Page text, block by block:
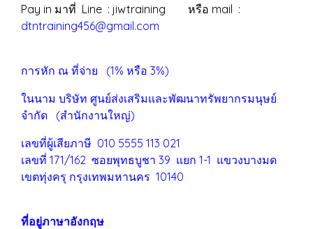
Pay in มาที่ Line : jiwtraining หรือ mail :
dtntraining456@gmail.com
การหัก ณ ที่จ่าย (1% หรือ 3%)
ในนาม บริษัท ศูนย์ส่งเสริมและพัฒนาทรัพยากรมนุษย์
จำกัด (สำนักงานใหญ่)
เลขที่ผู้เสียภาษี 010 5555 113 021
เลขที่ 171/162 ซอยพุทธบูชา 39 แยก 1-1 แขวงบางมด
เขตทุ่งครุ กรุงเทพมหานคร 10140
ที่อยู่ภาษาอังกฤษ